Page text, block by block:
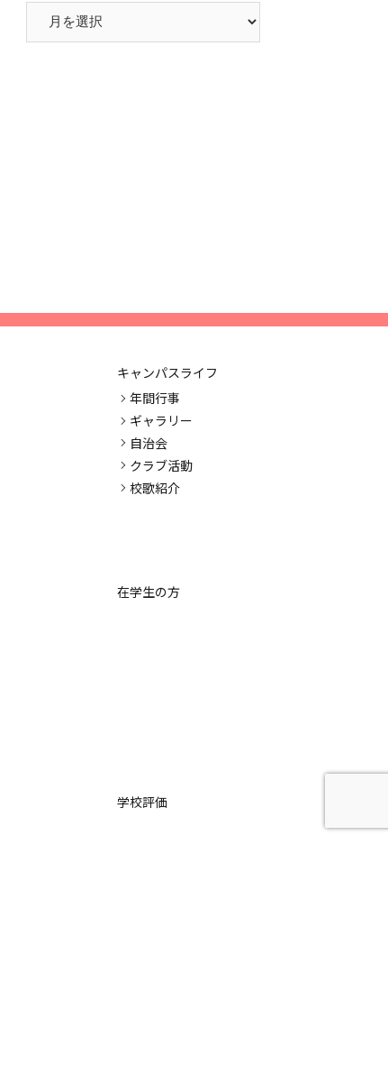
キャンパスライフ
年間行事
ギャラリー
自治会
クラブ活動
校歌紹介
在学生の方
学校評価